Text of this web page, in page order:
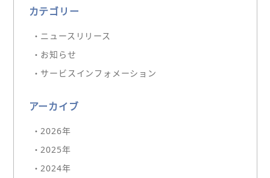
カテゴリー
・ニュースリリース
・お知らせ
・サービスインフォメーション
アーカイブ
・2026年
・2025年
・2024年